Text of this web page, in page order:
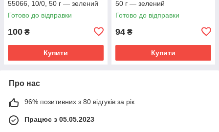
55066, 10/0, 50 г — зелений
Готово до відправки
100 ₴
Купити
50 г — зелений
Готово до відправки
94 ₴
Купити
Про нас
96% позитивних з 80 відгуків за рік
Працює з 05.05.2023